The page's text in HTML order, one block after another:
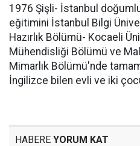
1976 Şişli- İstanbul
eğitimini İstanbul Bilgi
Hazırlık Bölümü- Kocaeli
Mühendisliği Bölümü ve
Mimarlık Bölümü'nde
İngilizce bilen evli ve iki
HABERE YORUM KAT